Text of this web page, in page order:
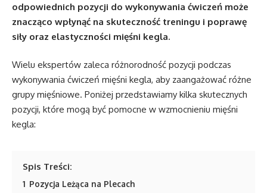
odpowiednich pozycji do wykonywania ćwiczeń może
znacząco wpłynąć na skuteczność treningu i poprawę
siły oraz elastyczności mięśni kegla.
Wielu ekspertów zaleca różnorodność pozycji podczas
wykonywania ćwiczeń mięśni kegla, aby zaangażować różne
grupy mięśniowe. Poniżej przedstawiamy kilka skutecznych
pozycji, które mogą być pomocne w wzmocnieniu mięśni
kegla:
Spis Treści:
1 Pozycja Leżąca na Plecach